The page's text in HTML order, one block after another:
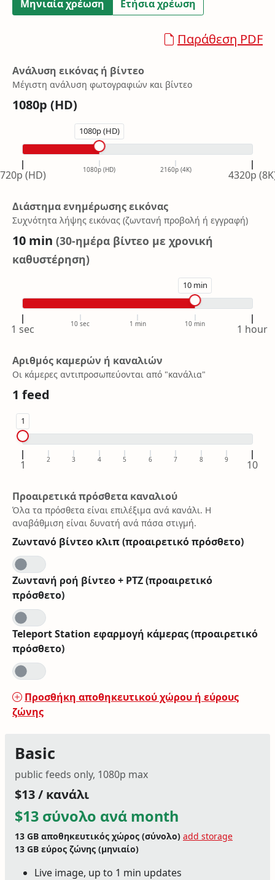
Μηνιαία χρέωση
Ετήσια χρέωση
Παράθεση PDF
Ανάλυση εικόνας ή βίντεο
Μέγιστη ανάλυση φωτογραφιών και βίντεο
1080p (HD)
1080p (HD)
720p (HD) 1080p (HD) 2160p (4K) 4320p
Διάστημα ενημέρωσης εικόνας
Συχνότητα λήψης εικόνας (ζωντανή προβολή ή εγγραφή)
10 min (30-ημέρα βίντεο με χρονική
καθυστέρηση)
10 min
1 sec 10 sec 1 min 10 min 1 hour
Αριθμός καμερών ή καναλιών
Οι κάμερες αντιπροσωπεύονται από "κανάλια"
1 feed
1
1 2 3 4 5 6 7 8 9 10
Προαιρετικά πρόσθετα καναλιού
Όλα τα πρόσθετα είναι επιλέξιμα ανά κανάλι. Η
αναβάθμιση είναι δυνατή ανά πάσα στιγμή.
Ζωντανό βίντεο κλιπ (προαιρετικό πρόσθετο)
Ζωντανή ροή βίντεο + PTZ (προαιρετικό
πρόσθετο)
Teleport Station εφαρμογή κάμερας (προαιρετικό
πρόσθετο)
Προσθήκη αποθηκευτικού χώρου ή εύρους
ζώνης
Basic
public feeds only, 1080p max
$13 / κανάλι
$13 σύνολο ανά month
13 GB αποθηκευτικός χώρος (σύνολο) add storage
13 GB εύρος ζώνης (μηνιαίο)
Live image, up to 1 min updates